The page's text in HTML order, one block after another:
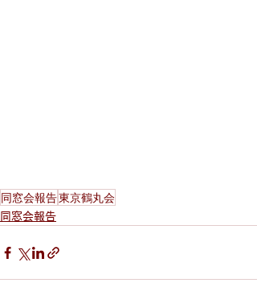
同窓会報告東京鶴丸会
同窓会報告